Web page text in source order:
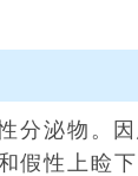
泌物。因
和假性上睑